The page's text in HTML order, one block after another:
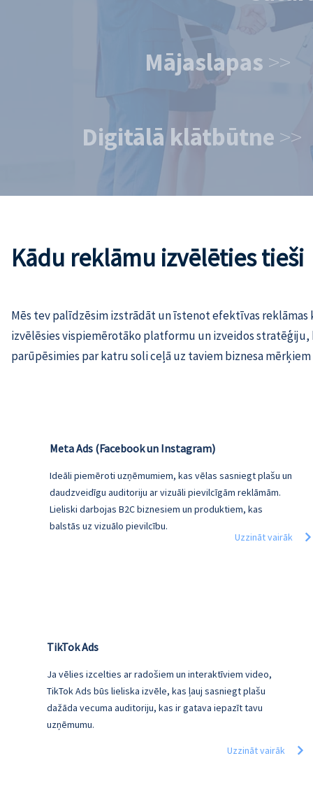
Mājaslapas >>
Digitālā klātbūtne >>
Kādu reklāmu izvēlēties
Mēs tev palīdzēsim izstrādāt un īstenot efektīvas
izvēlēsies vispiemērotāko platformu un izveidos
parūpēsimies par katru soli ceļā uz taviem biznesa
Meta Ads (Facebook un Instagram)
Ideāli piemēroti uzņēmumiem, kas vēlas sasniegt plašu un
daudzveidīgu auditoriju ar vizuāli pievilcīgām reklāmām.
Lieliski darbojas B2C biznesiem un produktiem, kas
balstās uz vizuālo pievilcību.
Uzzināt vairāk
TikTok Ads
Ja vēlies izcelties ar radošiem un interaktīviem video,
TikTok Ads būs lieliska izvēle, kas ļauj sasniegt plašu
dažāda vecuma auditoriju, kas ir gatava iepazīt tavu
uzņēmumu.
Uzzināt vairāk